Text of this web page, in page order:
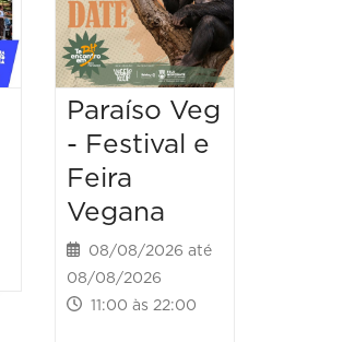
Paraíso Veg
- Festival e
Feira
Vegana
08/08/2026 até
08/08/2026
11:00 às 22:00